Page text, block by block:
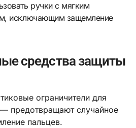
ручки с мягким
исключающим защемление
средства защиты
ограничители для
предотвращают случайное
пальцев.